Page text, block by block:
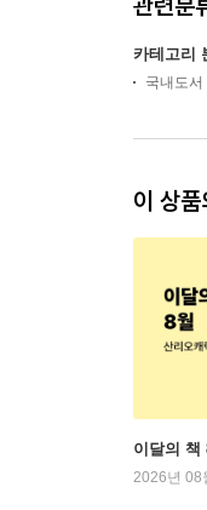
카테고리
국내도서
이 상
이달의 책
2026년 08